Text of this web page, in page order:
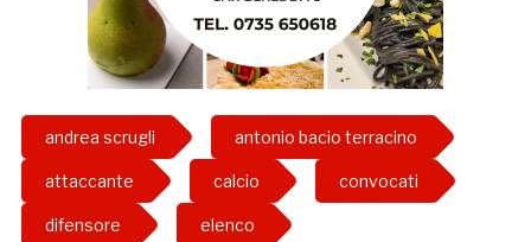
andrea scrugli antonio bacio terracino
attaccante calcio convocati
difensore elenco